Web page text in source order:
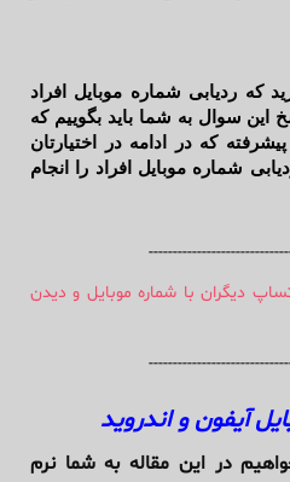
که ردیابی شماره موبایل افراد
این سوال به شما باید بگوییم که
که در ادامه در اختیارتان
شماره موبایل افراد را انجام
دیگران با شماره موبایل و دیدن
آیفون و اندروید
در این مقاله به شما نرم